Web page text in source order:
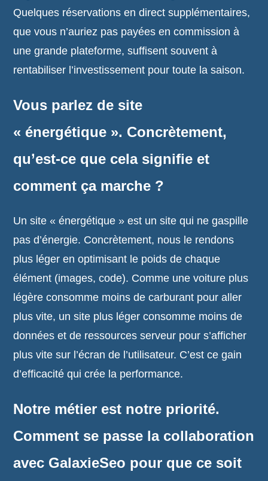
Quelques réservations en direct supplémentaires,
que vous n’auriez pas payées en commission à
une grande plateforme, suffisent souvent à
rentabiliser l’investissement pour toute la saison.
Vous parlez de site
« énergétique ». Concrètement,
qu’est-ce que cela signifie et
comment ça marche ?
Un site « énergétique » est un site qui ne gaspille
pas d’énergie. Concrètement, nous le rendons
plus léger en optimisant le poids de chaque
élément (images, code). Comme une voiture plus
légère consomme moins de carburant pour aller
plus vite, un site plus léger consomme moins de
données et de ressources serveur pour s’afficher
plus vite sur l’écran de l’utilisateur. C’est ce gain
d’efficacité qui crée la performance.
Notre métier est notre priorité.
Comment se passe la collaboration
avec GalaxieSeo pour que ce soit